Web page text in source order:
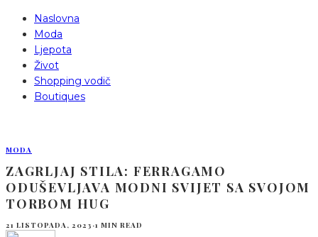
Naslovna
Moda
Ljepota
Život
Shopping vodič
Boutiques
MODA
ZAGRLJAJ STILA: FERRAGAMO
ODUŠEVLJAVA MODNI SVIJET SA SVOJOM
TORBOM HUG
21 LISTOPADA, 2023 ·1 MIN READ